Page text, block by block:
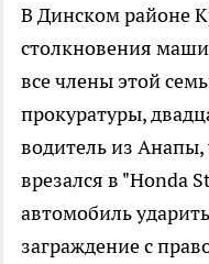
В Динском районе
столкновения
все члены этой
прокуратуры,
водитель из Анапы,
врезался в "Honda
автомобиль
заграждение с